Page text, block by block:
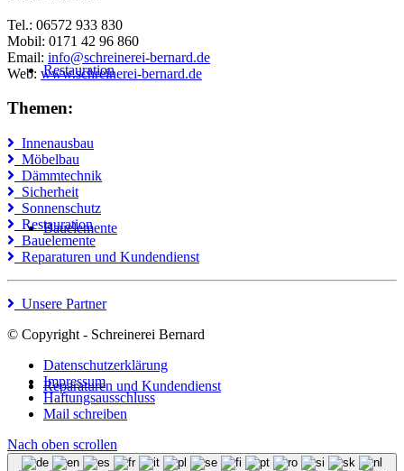
Restauration
Bauelemente
Reparaturen und Kundendienst
Tel.: 06572 933 830
Mobil: 0171 42 96 860
Email: info@schreinerei-bernard.de
Web: www.schreinerei-bernard.de
Themen:
Innenausbau
Möbelbau
Dämmtechnik
Sicherheit
Sonnenschutz
Restauration
Bauelemente
Reparaturen und Kundendienst
Unsere Partner
© Copyright - Schreinerei Bernard
Datenschutzerklärung
Impressum
Haftungsausschluss
Mail schreiben
Nach oben scrollen